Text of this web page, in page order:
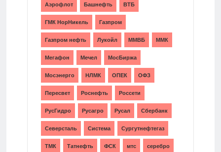
Аэрофлот Башнефть ВТБ
ГМК НорНикель Газпром
Газпром нефть Лукойл ММВБ ММК
Мегафон Мечел МосБиржа
Мосэнерго НЛМК ОПЕК ОФЗ
Пересвет Роснефть Россети
РусГидро Русагро Русал Сбербанк
Северсталь Система Сургутнефтегаз
ТМК Татнефть ФСК мтс серебро